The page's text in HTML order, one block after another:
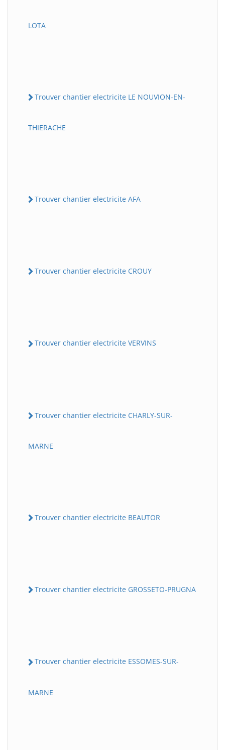
LOTA
Trouver chantier electricite LE NOUVION-EN-
THIERACHE
Trouver chantier electricite AFA
Trouver chantier electricite CROUY
Trouver chantier electricite VERVINS
Trouver chantier electricite CHARLY-SUR-
MARNE
Trouver chantier electricite BEAUTOR
Trouver chantier electricite GROSSETO-PRUGNA
Trouver chantier electricite ESSOMES-SUR-
MARNE